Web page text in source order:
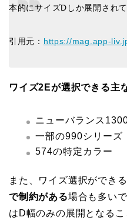
本的にサイズDしか展開され
引用元： https://mag.app-
ワイズ2Eが選択できる主
ニューバランス
一部の990シリーズ
574の特定カラー
また、ワイズ選択ができる
で制約がある場合も多い
はD幅のみの展開となる